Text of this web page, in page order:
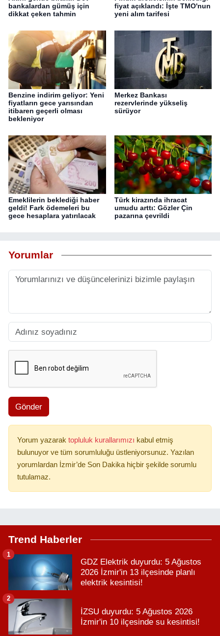
bankalardan gümüş için
dikkat çeken tahmin
fiyat açıklandı: İşte TMO'nun
yeni alım tarifesi
Benzine indirim geliyor: Yeni
fiyatların gece yarısından
itibaren geçerli olması
bekleniyor
Merkez Bankası
rezervlerinde yükseliş
sürüyor
Emeklilerin beklediği haber
geldi! Fark ödemeleri bu
gece hesaplara yatırılacak
Türk kirazında ihracat
umudu arttı: Gözler Çin
pazarına çevrildi
Yorumlar
Gönder
Yorum yazarak topluluk kurallarımızı kabul etmiş
bulunuyor ve tüm sorumluluğu üstleniyorsunuz. Yazılan
yorumlardan İzmir’de Son Dakika hiçbir şekilde sorumlu
tutulamaz.
Trend Haberler
GDZ Elektrik duyurdu: 5 Ağustos
2026 İzmir'in 13 ilçesinde planlı
elektrik kesintisi!
1
İZSU duyurdu: 5 Ağustos 2026
İzmir'in 10 ilçesinde su kesintisi!
2